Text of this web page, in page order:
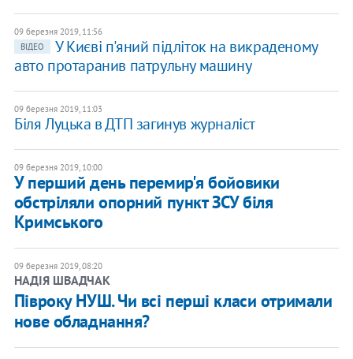
09 березня 2019, 11:56
ВІДЕО
У Києві п'яний підліток на викраденому
авто протаранив патрульну машину
09 березня 2019, 11:03
Біля Луцька в ДТП загинув журналіст
09 березня 2019, 10:00
У перший день перемир'я бойовики
обстріляли опорний пункт ЗСУ біля
Кримського
09 березня 2019, 08:20
НАДІЯ ШВАДЧАК
Півроку НУШ. Чи всі перші класи отримали
нове обладнання?